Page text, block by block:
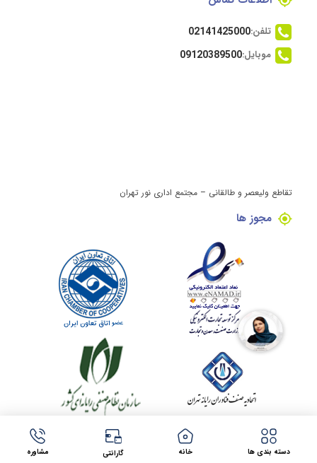
تلفن:02141425000
موبایل:09120389500
تقاطع ولیعصر و طالقانی – مجتمع اداری نور تهران
مجوز ها
کلیه حقوق این وبسایت برای مینی کامپیوتر محفوظ می باشد.
طراحی سایت در مشهد
شرکت فراتک دسته بندی ها خانه گارانتی مشاوره